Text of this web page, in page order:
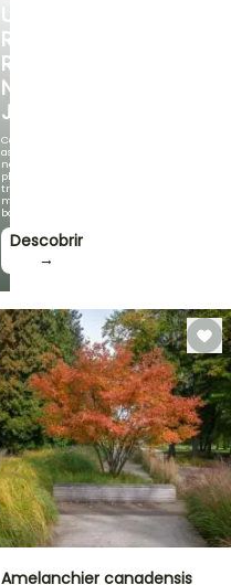
UM
RECANTO
REFRESCANTE
NO
JARDIM
Com
as
nossas
plantas
trepadeiras
mais
bonitas!
Descobrir
→
Amelanchier canadensis